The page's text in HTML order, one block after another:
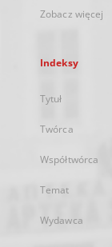
Zobacz więcej
Indeksy
Tytuł
Twórca
Współtwórca
Temat
Wydawca